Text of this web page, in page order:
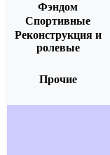
Фэндом
Спортивные
Реконструкция и
ролевые
Прочие